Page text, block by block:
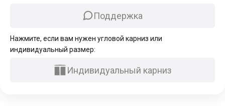
Поддержка
Нажмите, если вам нужен угловой карниз или
индивидуальный размер:
Индивидуальный карниз